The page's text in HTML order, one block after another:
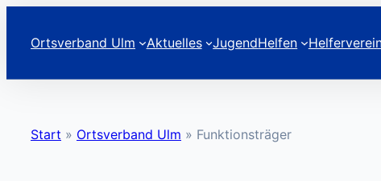
InhaltOrtsverband Ulm Aktuelles JugendHelfen
Start » Ortsverband Ulm » Funktionsträger